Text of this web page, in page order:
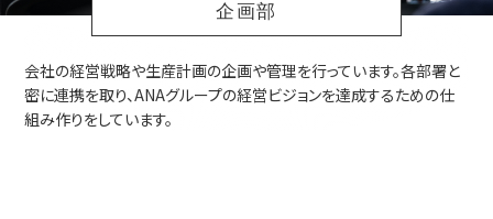
企画部
会社の経営戦略や生産計画の企画や管理を行っています。各部署と
密に連携を取り、ANAグループの経営ビジョンを達成するための仕
組み作りをしています。